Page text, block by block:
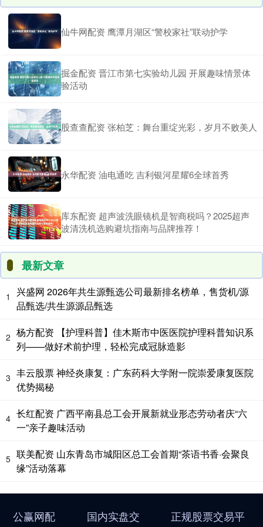
仙牛网配资 鹰潭月湖区“警校家社”联动护学
掘金配资 晋江市第七实验幼儿园 开展趣味情景体
验活动
股查查配资 张柏芝：舞台重绽光彩，岁月不败美人
永华配资 油电通吃 吉利银河星耀6全球首秀
库东配资 超声波洗眼镜机是智商税吗？2025超声
波清洗机选购避坑指南与品牌推荐！
最新文章
1
兴盛网 2026年共生源甄选公司最新排名榜单，售货机/源
品甄选/共生源源品甄选
2 杨方配资 【护理科普】佳木斯市中医医院护理科普知识系
列——做好术前护理，轻松完成冠脉造影
3 丰云股票 神经炎康复：广东药科大学附一院崇爱康复医院
优势揭秘
4 长红配资 广西平南县总工会开展新就业形态劳动者庆“六
一”亲子趣味活动
5 联美配资 山东青岛市城阳区总工会首期“茶语书香·会聚良
缘”活动落幕
公赢网配
国内实盘交
正规股票交易平